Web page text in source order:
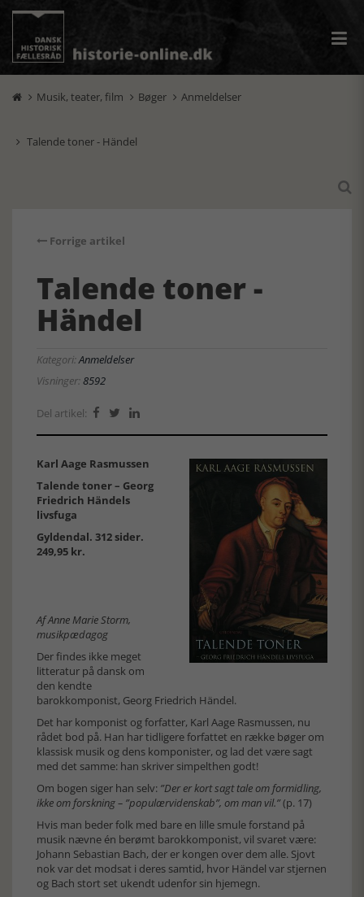
 Musik, teater, film  Bøger  Anmeldelser
 Talende toner - Händel

Forrige artikel
Talende toner -
Händel
Kategori:Anmeldelser
Visninger:8592
Del artikel:   
Karl Aage Rasmussen
Talende toner – Georg
Friedrich Händels
livsfuga
Gyldendal. 312 sider.
249,95 kr.
Af Anne Marie Storm,
musikpædagog
Der findes ikke meget
litteratur på dansk om
den kendte
barokkomponist, Georg Friedrich Händel.
Det har komponist og forfatter, Karl Aage Rasmussen, nu
rådet bod på. Han har tidligere forfattet en række bøger om
klassisk musik og dens komponister, og lad det være sagt
med det samme: han skriver simpelthen godt!
Om bogen siger han selv: ”Der er kort sagt tale om formidling,
ikke om forskning – ”populærvidenskab”, om man vil.”(p. 17)
Hvis man beder folk med bare en lille smule forstand på
musik nævne én berømt barokkomponist, vil svaret være:
Johann Sebastian Bach, der er kongen over dem alle. Sjovt
nok var det modsat i deres samtid, hvor Händel var stjernen
og Bach stort set ukendt udenfor sin hjemegn.